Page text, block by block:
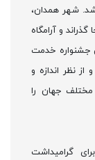
شهر همدان،
و آرامگاه
جشنواره خدمت
نظر اندازه و
مختلف جهان را
گرامیداشت